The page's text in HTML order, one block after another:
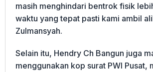
masih menghindari bentrok fisik
waktu yang tepat pasti kami ambil
Zulmansyah.
Selain itu, Hendry Ch Bangun juga
menggunakan kop surat PWI Pusat,